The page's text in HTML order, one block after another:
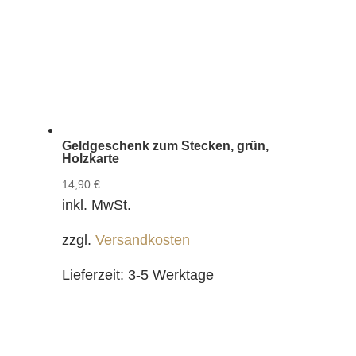
Geldgeschenk zum Stecken, grün,
Holzkarte
14,90 €
inkl. MwSt.
zzgl. Versandkosten
Lieferzeit: 3-5 Werktage